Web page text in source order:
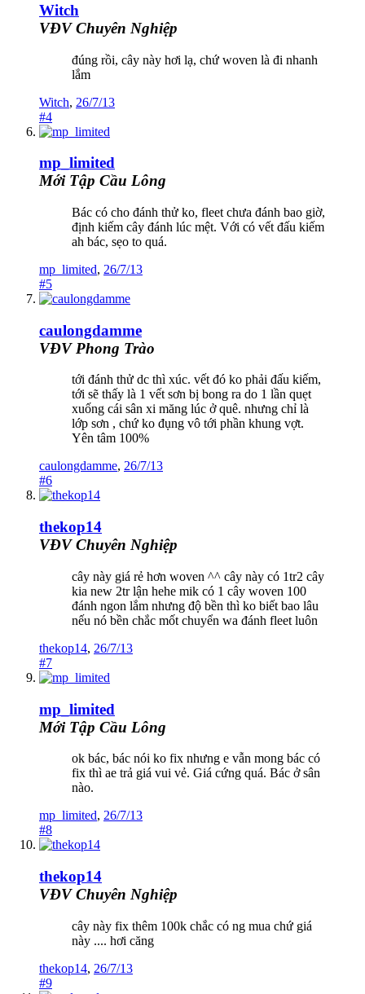
Witch
VĐV Chuyên Nghiệp
đúng rồi, cây này hơi lạ, chứ woven là đi nhanh
lắm
Witch, 26/7/13
#4
mp_limited
Mới Tập Cầu Lông
Bác có cho đánh thử ko, fleet chưa đánh bao giờ,
định kiếm cây đánh lúc mệt. Với có vết đấu kiếm
ah bác, sẹo to quá.
mp_limited, 26/7/13
#5
caulongdamme
VĐV Phong Trào
tới đánh thử dc thì xúc. vết đó ko phải đấu kiếm,
tới sẽ thấy là 1 vết sơn bị bong ra do 1 lần quẹt
xuống cái sân xi măng lúc ở quê. nhưng chỉ là
lớp sơn , chứ ko đụng vô tới phần khung vợt.
Yên tâm 100%
caulongdamme, 26/7/13
#6
thekop14
VĐV Chuyên Nghiệp
cây này giá rẻ hơn woven ^^ cây này có 1tr2 cây
kia new 2tr lận hehe mik có 1 cây woven 100
đánh ngon lắm nhưng độ bền thì ko biết bao lâu
nếu nó bền chắc mốt chuyển wa đánh fleet luôn
thekop14, 26/7/13
#7
mp_limited
Mới Tập Cầu Lông
ok bác, bác nói ko fix nhưng e vẫn mong bác có
fix thì ae trả giá vui vẻ. Giá cứng quá. Bác ở sân
nào.
mp_limited, 26/7/13
#8
thekop14
VĐV Chuyên Nghiệp
cây này fix thêm 100k chắc có ng mua chứ giá
này .... hơi căng
thekop14, 26/7/13
#9